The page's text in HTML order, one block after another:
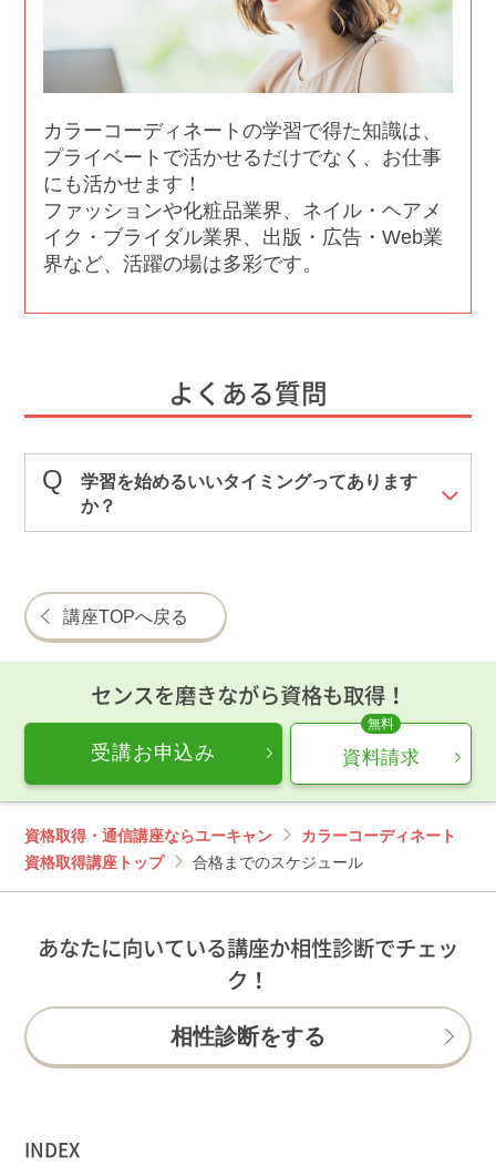
カラーコーディネートの学習で得た知識は、
プライベートで活かせるだけでなく、お仕事
にも活かせます！
ファッションや化粧品業界、ネイル・ヘアメ
イク・ブライダル業界、出版・広告・Web業
界など、活躍の場は多彩です。
よくある質問
学習を始めるいいタイミングってあります
か？
講座TOPへ戻る
センスを磨きながら資格も取得！
受講お申込み 資料請求
資格取得・通信講座ならユーキャン
カラーコーディネート
資格取得講座トップ
合格までのスケジュール
あなたに向いている講座か相性診断でチェッ
ク！
相性診断をする
INDEX